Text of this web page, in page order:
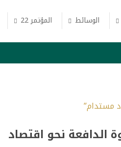
الوسائط المؤتمر 22
الدافعة نحو اقتصاد